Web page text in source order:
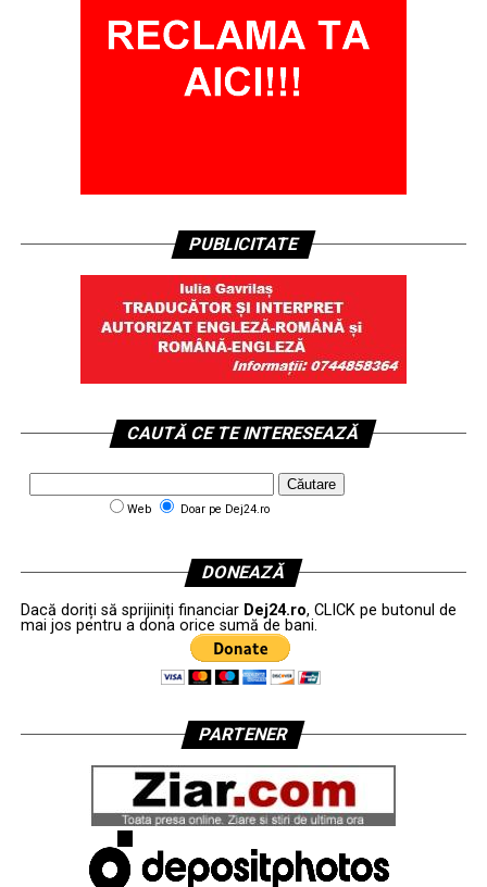
PUBLICITATE
CAUTĂ CE TE INTERESEAZĂ
Web Doar pe Dej24.ro
DONEAZĂ
Dacă doriți să sprijiniți financiar Dej24.ro, CLICK pe butonul de
mai jos pentru a dona orice sumă de bani.
PARTENER